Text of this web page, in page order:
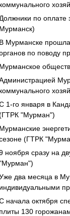
коммунального
Должники по оплате
Мурманск)
В Мурманске
по поводу
Мурманское
коммунального
1-го января в
"Мурман")
Мурманские
(ГТРК
ноября сразу на
два месяца в
индивидуальными
начала октября
плиты 130